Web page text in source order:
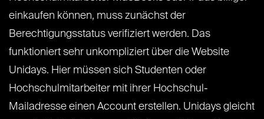
einkaufen können, muss zunächst der
Berechtigungsstatus verifiziert werden. Das
funktioniert sehr unkompliziert über die Website
Unidays. Hier müssen sich Studenten oder
Hochschulmitarbeiter mit ihrer Hochschul-
Mailadresse einen Account erstellen. Unidays gleicht